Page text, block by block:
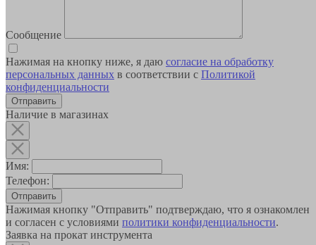
Сообщение
Нажимая на кнопку ниже, я даю согласие на обработку
персональных данных в соответствии с Политикой
конфиденциальности
Наличие в магазинах
Имя:
Телефон:
Отправить
Нажимая кнопку "Отправить" подтверждаю, что я ознакомлен
и согласен с условиями политики конфиденциальности.
Заявка на прокат инструмента